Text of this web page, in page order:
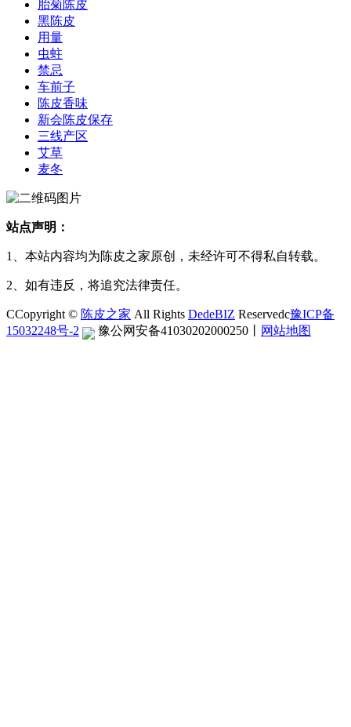
胎菊陈皮
黑陈皮
用量
虫蛀
禁忌
车前子
陈皮香味
新会陈皮保存
三线产区
艾草
麦冬
站点声明：
1、本站内容均为陈皮之家原创，未经许可不得私自转载。
2、如有违反，将追究法律责任。
CCopyright © 陈皮之家 All Rights DedeBIZ Reservedc豫ICP备
15032248号-2
豫公网安备41030202000250 网站地图